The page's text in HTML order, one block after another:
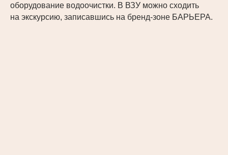
оборудование водоочистки. В ВЗУ можно сходить
на экскурсию, записавшись на бренд-зоне БАРЬЕРА.